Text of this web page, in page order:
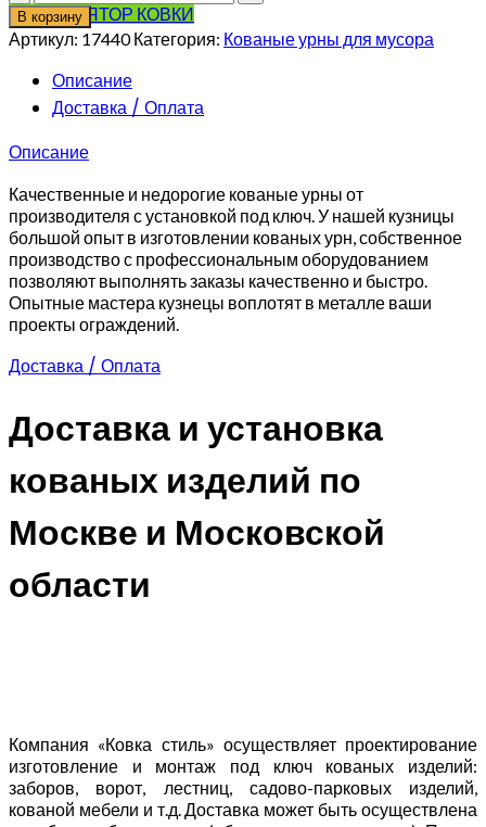
КАЛЬКУЛЯТОР КОВКИ
товара
Кованая
урна
для
дома
В корзину
Артикул: 17440 Категория: Кованые урны для мусора
Описание
Доставка / Оплата
Описание
Качественные и недорогие кованые урны от
производителя с установкой под ключ. У нашей кузницы
большой опыт в изготовлении кованых урн, собственное
производство с профессиональным оборудованием
позволяют выполнять заказы качественно и быстро.
Опытные мастера кузнецы воплотят в металле ваши
проекты ограждений.
Доставка / Оплата
Доставка и установка
кованых изделий по
Москве и Московской
области
Компания «Ковка стиль» осуществляет проектирование
изготовление и монтаж под ключ кованых изделий:
заборов, ворот, лестниц, садово-парковых изделий,
кованой мебели и т.д. Доставка может быть осуществлена